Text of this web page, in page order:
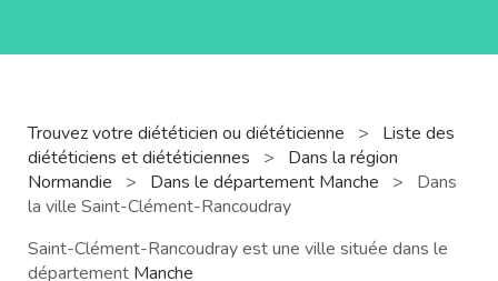
Trouvez votre diététicien ou diététicienne >
Liste des
diététiciens et diététiciennes
>
Dans la région
Normandie
> Dans le département Manche >
Dans
la ville Saint-Clément-Rancoudray
Saint-Clément-Rancoudray est une ville située dans le
département Manche